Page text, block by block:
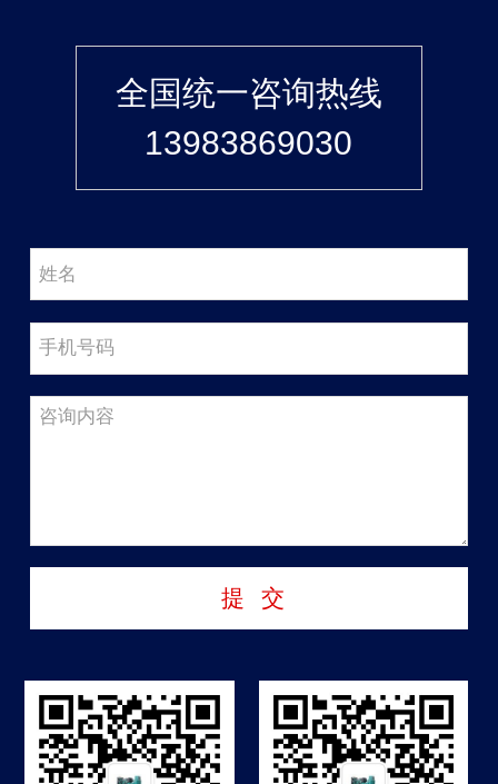
全国统一咨询热线
13983869030